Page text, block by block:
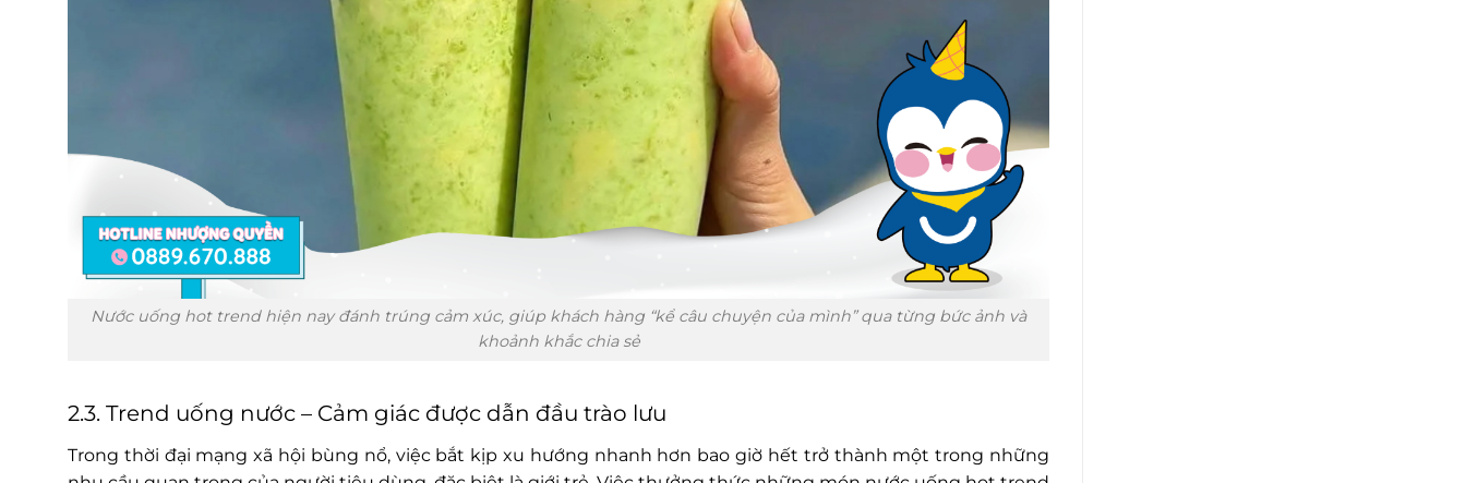
Nước uống hot trend hiện nay đánh trúng cảm xúc, giúp khách hàng “kể câu chuyện của mình” qua từng bức ảnh và
khoảnh khắc chia sẻ
2.3. Trend uống nước – Cảm giác được dẫn đầu trào lưu
Trong thời đại mạng xã hội bùng nổ, việc bắt kịp xu hướng nhanh hơn bao giờ hết trở thành một trong những